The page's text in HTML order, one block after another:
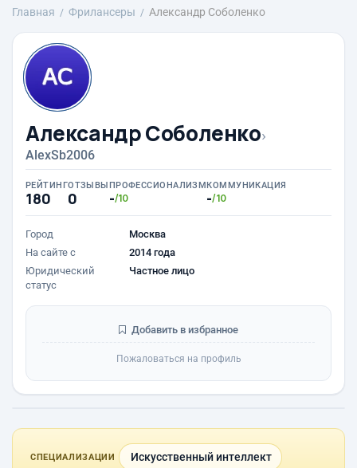
Главная Фрилансеры Александр Соболенко
Александр Соболенко›
AlexSb2006
РЕЙТИНГ
180
ОТЗЫВЫ
0
ПРОФЕССИОНАЛИЗМ
-/10
КОММУНИКАЦИЯ
-/10
Город
Москва
На сайте с
2014 года
Юридический
статус
Частное лицо
Добавить в избранное
Пожаловаться на профиль
СПЕЦИАЛИЗАЦИИ Искусственный интеллект